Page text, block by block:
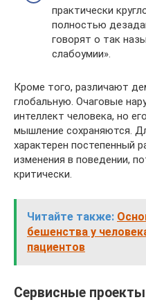
практически
полностью
говорят о так
слабоумии».
Кроме того, различают
глобальную. Очаговые
интеллект человека, но
мышление сохраняются.
характерен постепенный
изменения в поведении,
критически.
Читайте также:
бешенства у
пациентов
Сервисные проекты